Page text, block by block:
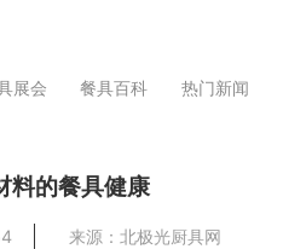
展会 餐具百科 热门新闻
料的餐具健康
来源：北极光厨具网